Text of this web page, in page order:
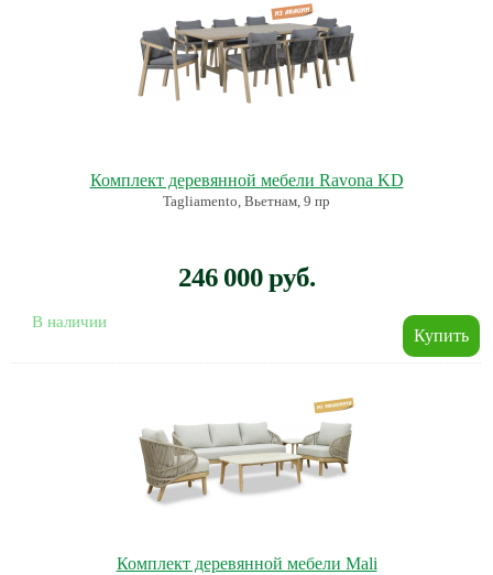
Комплект деревянной мебели Ravona KD
Tagliamento, Вьетнам, 9 пр
246 000 руб.
В наличии
Комплект деревянной мебели Mali